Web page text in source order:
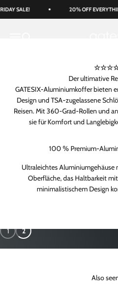
SALE! 20% OFF EVERYTHING!
GATESIX-Aluminiumkoffer bieten
Design und TSA-zugelassene
Reisen. Mit 360-Grad-Rollen und
sie für Komfort und
100 % Premium-
Ultraleichtes Aluminiumgehäuse
Oberfläche, das Haltbarkeit
minimalistischem Design
1
2
Also